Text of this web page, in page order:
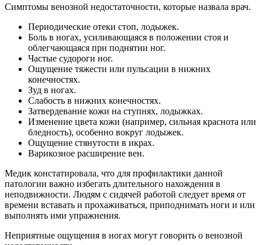
Симптомы венозной недостаточности, которые назвала врач.
Периодические отеки стоп, лодыжек.
Боль в ногах, усиливающаяся в положении стоя и
облегчающаяся при поднятии ног.
Частые судороги ног.
Ощущение тяжести или пульсации в нижних
конечностях.
Зуд в ногах.
Слабость в нижних конечностях.
Затвердевание кожи на ступнях, лодыжках.
Изменение цвета кожи (например, сильная краснота или
бледность), особенно вокруг лодыжек.
Ощущение стянутости в икрах.
Варикозное расширение вен.
Медик констатировала, что для профилактики данной
патологии важно избегать длительного нахождения в
неподвижности. Людям с сидячей работой следует время от
времени вставать и прохаживаться, приподнимать ноги и или
выполнять ими упражнения.
Неприятные ощущения в ногах могут говорить о венозной